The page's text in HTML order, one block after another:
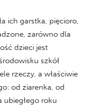
ich garstka, pięcioro,
zarówno dla
dzieci jest
szkół
rzeczy, a właściwie
od ziarenka, od
ubiegłego roku